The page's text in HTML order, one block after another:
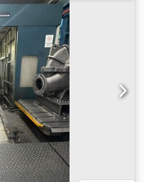
(X/Y/Z): 50
min. Antriebsleistung:
50 Werkzeugwechsler
Ho Isa
2 Palettengröße: 800 x
kg Platzbedarf (LxWxH):
Hochdruckpumpen